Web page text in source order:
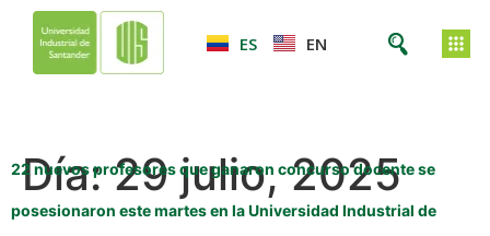
ES EN
Día:29 julio, 2025
22 nuevos profesores que ganaron concurso docente se
posesionaron este martes en la Universidad Industrial de